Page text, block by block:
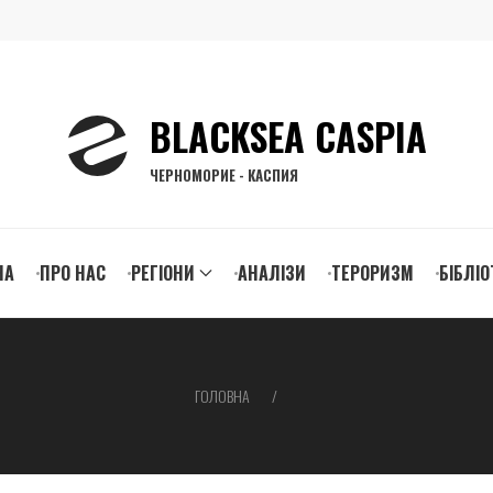
BLACKSEA CASPIA
ЧЕРНОМОРИЕ - КАСПИЯ
ПРО НАС РЕГІОНИ АНАЛІЗИ ТЕРОРИЗМ
ГОЛОВНА